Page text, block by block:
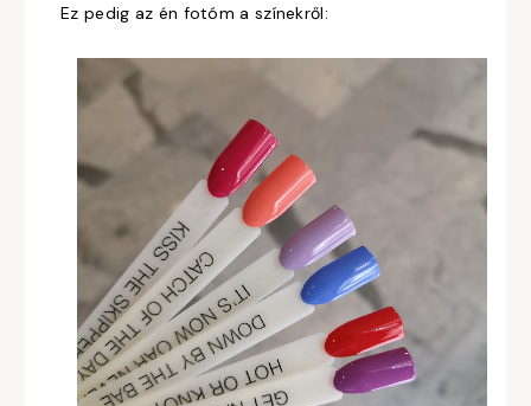
Ez pedig az én fotóm a színekről: